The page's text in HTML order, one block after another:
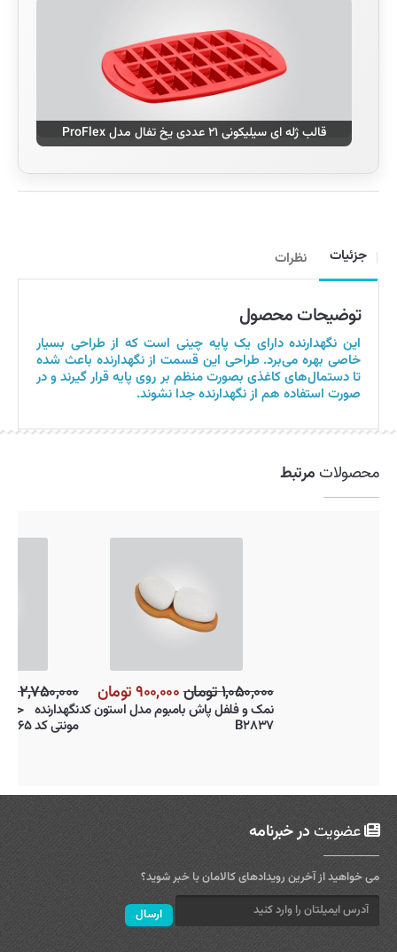
قالب ژله ای سیلیکونی ۲۱ عددی یخ تفال مدل ProFlex
جزئیات نظرات
توضیحات محصول
این نگهدارنده دارای یک پایه چینی است که از طراحی بسیار
خاصی بهره می‌برد. طراحی این قسمت از نگهدارنده باعث شده
تا دستمال‌های کاغذی بصورت منظم بر روی پایه قرار گیرند و در
صورت استفاده هم از نگهدارنده جدا نشوند.
محصولات مرتبط
۱,۰۵۰,۰۰۰ تومان ۹۰۰,۰۰۰ تومان
نمک و فلفل پاش بامبوم مدل استون کد
عضویتدر خبرنامه
می خواهید از آخرین رویدادهای کالامان با خبر شوید؟